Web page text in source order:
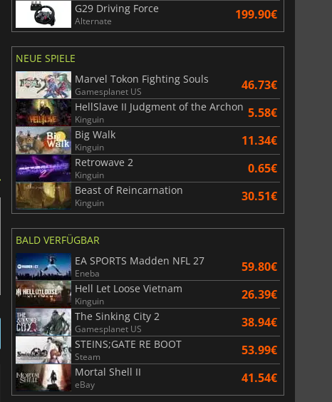
G29 Driving Force
Alternate 199.90€
NEUE SPIELE
Marvel Tokon Fighting Souls
Gamesplanet US 46.73€
HellSlave II Judgment of the Archon
Kinguin 5.58€
Big Walk
Kinguin 11.34€
Retrowave 2
Kinguin 0.65€
Beast of Reincarnation
Kinguin 30.51€
BALD VERFÜGBAR
EA SPORTS Madden NFL 27
Eneba 59.80€
Hell Let Loose Vietnam
Kinguin 26.39€
The Sinking City 2
Gamesplanet US 38.94€
STEINS;GATE RE BOOT
Steam 53.99€
Mortal Shell II
eBay 41.54€